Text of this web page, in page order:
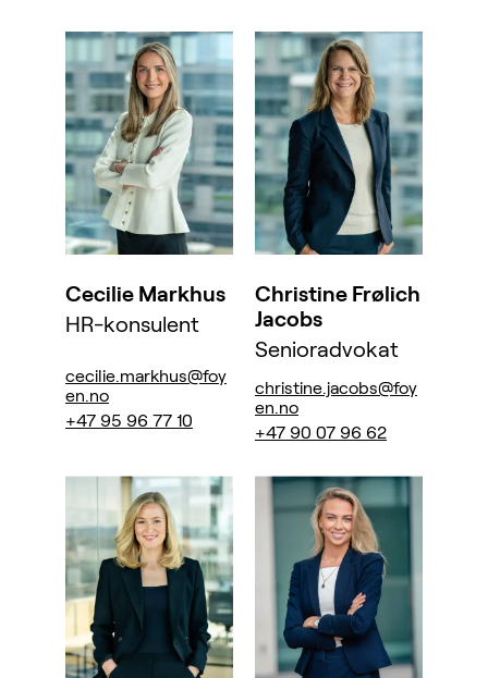
Cecilie Markhus
HR-konsulent
cecilie.markhus@foy
en.no
+47 95 96 77 10
Christine Frølich
Jacobs
Senioradvokat
christine.jacobs@foy
en.no
+47 90 07 96 62